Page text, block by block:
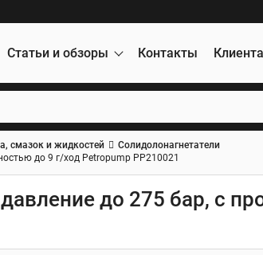
Статьи и обзоры Контакты
смазок и жидкостей
Солидолонагнетатели
до 9 г/ход Petropump PP210021
до 275 бар, с